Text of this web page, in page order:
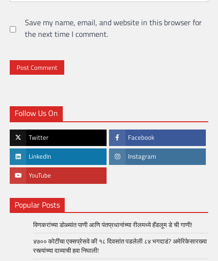
Save my name, email, and website in this browser for
the next time I comment.
Follow Us On
Twitter Facebook
LinkedIn Instagram
YouTube
Popular Posts
विणकरांच्या डोळ्यांत पाणी आणि पंतप्रधानांच्या रीलमध्ये हॅंडलूम डे ची गाणी!
४७०० कोटींचा एक्सप्रेसवे की १८ दिवसांत पडलेली ८४ भगदाडं? अमेरिकेसारख्या
रस्त्यांच्या दाव्याची हवा निघाली!